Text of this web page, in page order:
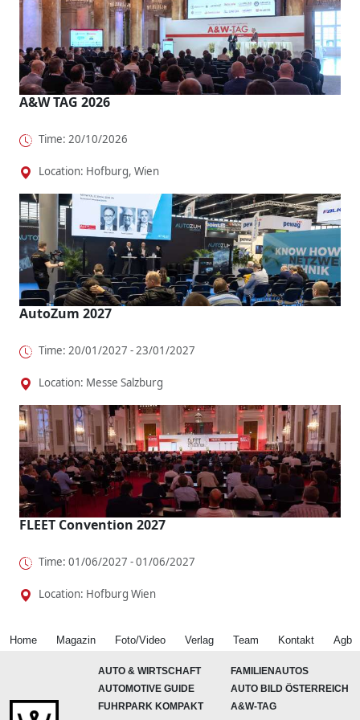
A&W TAG 2026
Time: 20/10/2026
Location: Hofburg, Wien
AutoZum 2027
Time: 20/01/2027 - 23/01/2027
Location: Messe Salzburg
FLEET Convention 2027
Time: 01/06/2027 - 01/06/2027
Location: Hofburg Wien
Home Magazin Foto/Video Verlag Team Kontakt Agb
AUTO & WIRTSCHAFT
FAMILIENAUTOS
AUTOMOTIVE GUIDE
AUTO BILD ÖSTERREICH
FUHRPARK KOMPAKT
A&W-TAG